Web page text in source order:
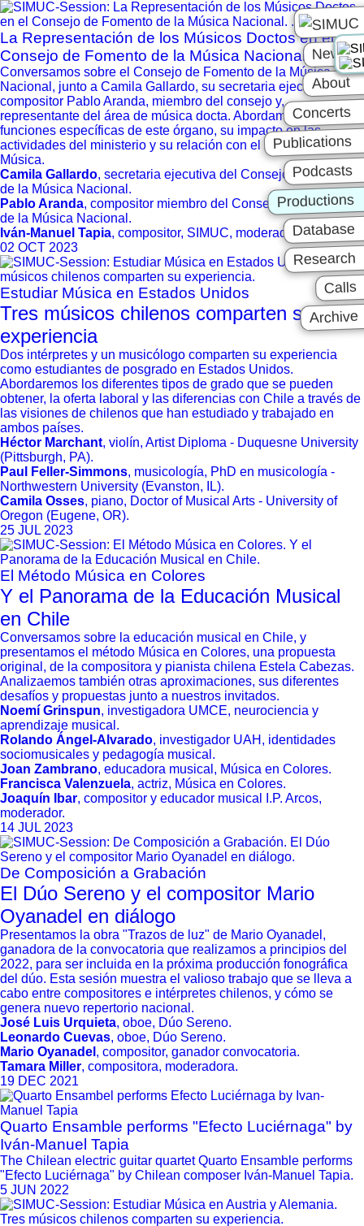
News
About
Concerts
Publications
Podcasts
Productions
Database
Research
Calls
Archive
La Representación de los Músicos Doctos en el
Consejo de Fomento de la Música Nacional
Conversamos sobre el Consejo de Fomento de la Música
Nacional, junto a Camila Gallardo, su secretaria ejecutiva, y el
compositor Pablo Aranda, miembro del consejo y,
representante del área de música docta. Abordamos las
funciones específicas de este órgano, su impacto en las
actividades del ministerio y su relación con el Fondo de la
Música.
Camila Gallardo, secretaria ejecutiva del Consejo de Fomento
de la Música Nacional.
Pablo Aranda, compositor miembro del Consejo de Fomento
de la Música Nacional.
Iván-Manuel Tapia, compositor, SIMUC, moderador.
02 OCT 2023
Estudiar Música en Estados Unidos
Tres músicos chilenos comparten su
experiencia
Dos intérpretes y un musicólogo comparten su experiencia
como estudiantes de posgrado en Estados Unidos.
Abordaremos los diferentes tipos de grado que se pueden
obtener, la oferta laboral y las diferencias con Chile a través de
las visiones de chilenos que han estudiado y trabajado en
ambos países.
Héctor Marchant, violín, Artist Diploma - Duquesne University
(Pittsburgh, PA).
Paul Feller-Simmons, musicología, PhD en musicología -
Northwestern University (Evanston, IL).
Camila Osses, piano, Doctor of Musical Arts - University of
Oregon (Eugene, OR).
25 JUL 2023
El Método Música en Colores
Y el Panorama de la Educación Musical
en Chile
Conversamos sobre la educación musical en Chile, y
presentamos el método Música en Colores, una propuesta
original, de la compositora y pianista chilena Estela Cabezas.
Analizaemos también otras aproximaciones, sus diferentes
desafíos y propuestas junto a nuestros invitados.
Noemí Grinspun, investigadora UMCE, neurociencia y
aprendizaje musical.
Rolando Ángel-Alvarado, investigador UAH, identidades
sociomusicales y pedagogía musical.
Joan Zambrano, educadora musical, Música en Colores.
Francisca Valenzuela, actriz, Música en Colores.
Joaquín Ibar, compositor y educador musical I.P. Arcos,
moderador.
14 JUL 2023
De Composición a Grabación
El Dúo Sereno y el compositor Mario
Oyanadel en diálogo
Presentamos la obra "Trazos de luz" de Mario Oyanadel,
ganadora de la convocatoria que realizamos a principios del
2022, para ser incluida en la próxima producción fonográfica
del dúo. Esta sesión muestra el valioso trabajo que se lleva a
cabo entre compositores e intérpretes chilenos, y cómo se
genera nuevo repertorio nacional.
José Luis Urquieta, oboe, Dúo Sereno.
Leonardo Cuevas, oboe, Dúo Sereno.
Mario Oyanadel , compositor, ganador convocatoria.
Tamara Miller, compositora, moderadora.
19 DEC 2021
Quarto Ensamble performs "Efecto Luciérnaga" by
Iván-Manuel Tapia
The Chilean electric guitar quartet Quarto Ensamble performs
"Efecto Luciérnaga" by Chilean composer Iván-Manuel Tapia.
5 JUN 2022